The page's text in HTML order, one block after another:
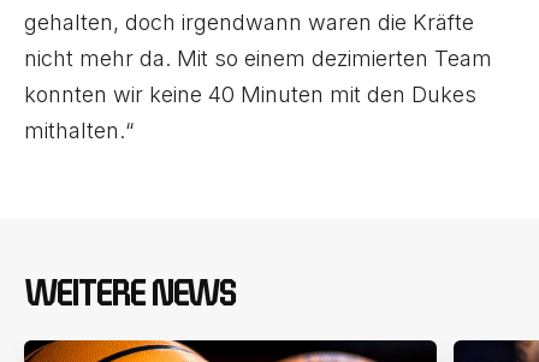
gehalten, doch irgendwann waren die Kräfte
nicht mehr da. Mit so einem dezimierten Team
konnten wir keine 40 Minuten mit den Dukes
mithalten.“
WEITERE NEWS